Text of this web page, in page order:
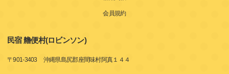
会員規約
民宿 艪便村(ロビンソン)
〒901-3403 沖縄県島尻郡座間味村阿真１４４